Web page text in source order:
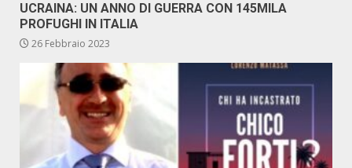
UCRAINA: UN ANNO DI GUERRA CON 145MILA
PROFUGHI IN ITALIA
26 Febbraio 2023